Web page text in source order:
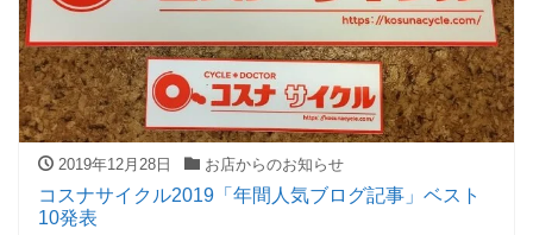
2019年12月28日 お店からのお知らせ
コスナサイクル2019「年間人気ブログ記事」ベスト
10発表